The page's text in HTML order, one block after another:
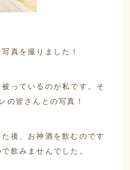
真を撮りました！
っているのが私です。そ
の皆さんとの写真！
後、お神酒を飲むのです
飲みませんでした。